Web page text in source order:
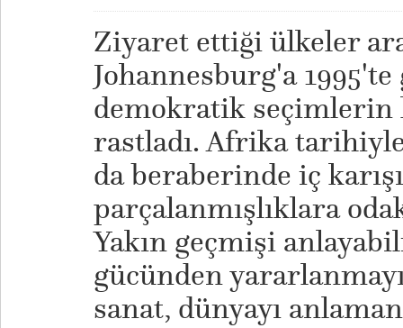
Ziyaret ettiği ülkeler
Johannesburg'a
demokratik seçimlerin
rastladı. Afrika
da beraberinde iç
parçalanmışlıklara
Yakın geçmişi
gücünden
sanat, dünyayı